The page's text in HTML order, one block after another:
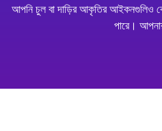
আপনি চুল বা দাড়ির আকৃতির আইকনগুলিও
পারে। আপনার